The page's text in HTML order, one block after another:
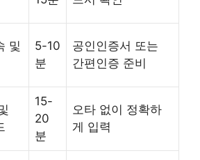
및
5-10
분
공인인증서 또는
간편인증 준비
15-
20
분
오타 없이 정확하
게 입력